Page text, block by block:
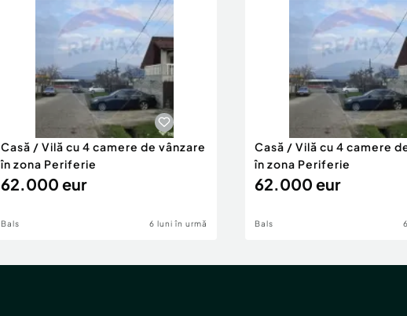
Casă / Vilă cu 4 camere de vânzare
în zona Periferie
62.000 eur
Bals 6 luni în urmă
Casă / Vilă cu 4 camere
în zona Periferie
62.000 eur
Bals